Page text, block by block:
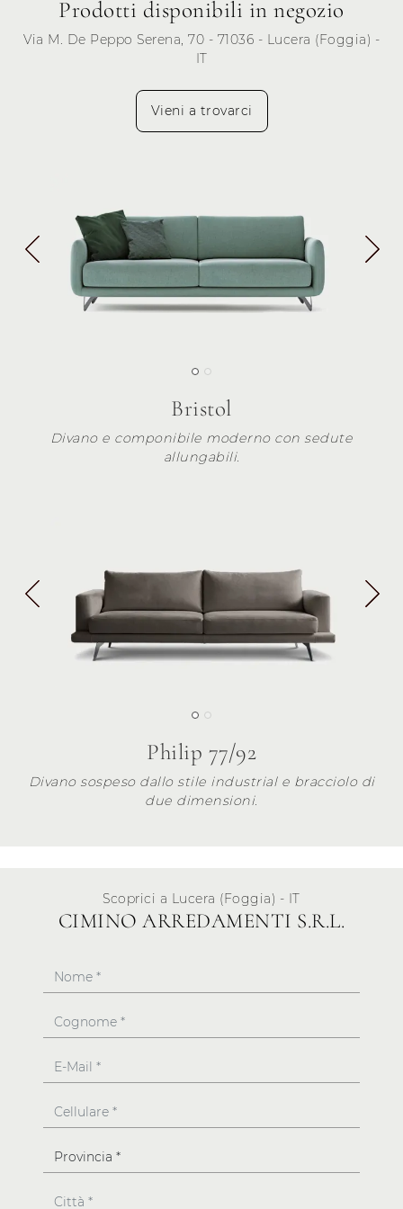
Prodotti disponibili in negozio
Via M. De Peppo Serena, 70 - 71036 - Lucera (Foggia) -
IT
Vieni a trovarci
Bristol
Divano e componibile moderno con sedute
allungabili.
Philip 77/92
Divano sospeso dallo stile industrial e bracciolo di
due dimensioni.
Scoprici a Lucera (Foggia) - IT
CIMINO ARREDAMENTI S.R.L.